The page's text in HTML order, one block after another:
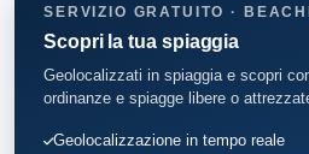
SERVIZIO GRATUITO ·
Scopri la tua spiaggia
Geolocalizzati in spiaggia e scopri
ordinanze e spiagge libere o
Geolocalizzazione in tempo reale